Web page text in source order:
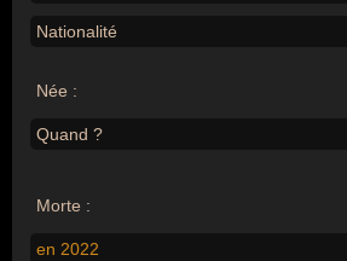
Nationalité
Née :
Quand ?
Morte :
en 2022